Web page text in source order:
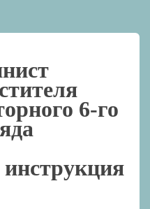
6-го